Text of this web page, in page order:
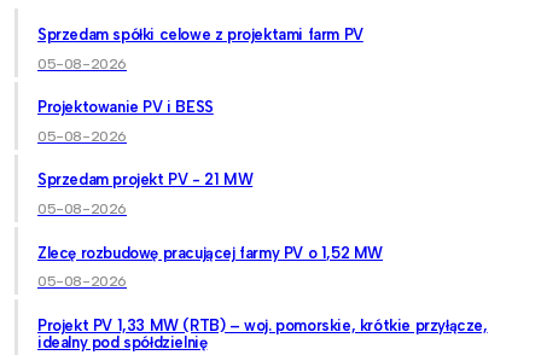
Sprzedam spółki celowe z projektami farm PV
05-08-2026
Projektowanie PV i BESS
05-08-2026
Sprzedam projekt PV - 21 MW
05-08-2026
Zlecę rozbudowę pracującej farmy PV o 1,52 MW
05-08-2026
Projekt PV 1,33 MW (RTB) – woj. pomorskie, krótkie przyłącze,
idealny pod spółdzielnię